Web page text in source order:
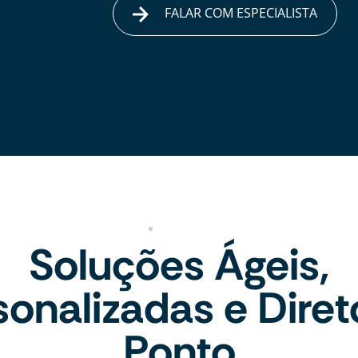
FALAR COM ESPECIALISTA
Soluções Ágeis,
e